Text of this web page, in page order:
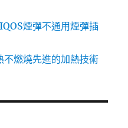
煙彈不通用煙彈插
不燃燒先進的加熱技術